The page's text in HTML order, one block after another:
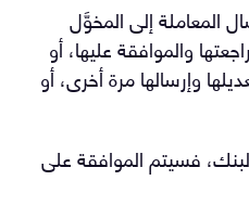
المعاملة إلى المخوَّل
والموافقة عليها، أو
وإرسالها مرة أخرى، أو
فسيتم الموافقة على